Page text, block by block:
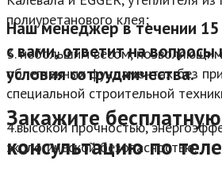
полиуретанового клея;
3. небольшим весом,
облегченных фундаментах без
специальной строительной
4.высокой прочностью,
экологической безопасностью.
Наш менеджер в течении
с вами, ответит на вопросы
условия сотрудничества.
Закажите бесплатную
консультацию по